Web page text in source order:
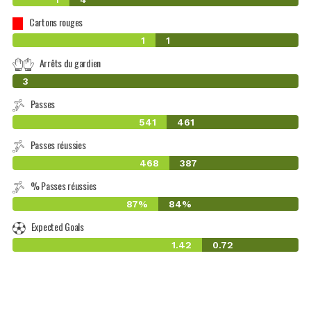
Cartons rouges
1 1
Arrêts du gardien
0
3
Passes
541 461
Passes réussies
468 387
% Passes réussies
87% 84%
Expected Goals
1.42 0.72